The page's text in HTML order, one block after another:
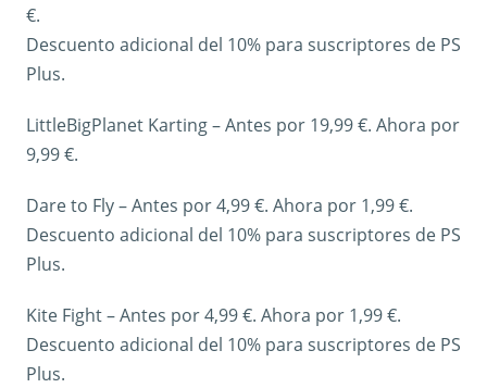
€.
Descuento adicional del 10% para suscriptores de PS
Plus.
LittleBigPlanet Karting – Antes por 19,99 €. Ahora por
9,99 €.
Dare to Fly – Antes por 4,99 €. Ahora por 1,99 €.
Descuento adicional del 10% para suscriptores de PS
Plus.
Kite Fight – Antes por 4,99 €. Ahora por 1,99 €.
Descuento adicional del 10% para suscriptores de PS
Plus.